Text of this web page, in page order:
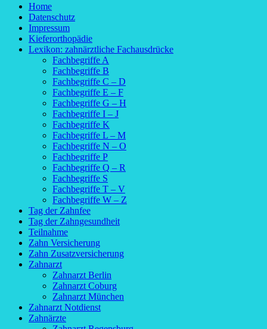
Home
Datenschutz
Impressum
Kieferorthopädie
Lexikon: zahnärztliche Fachausdrücke
Fachbegriffe A
Fachbegriffe B
Fachbegriffe C – D
Fachbegriffe E – F
Fachbegriffe G – H
Fachbegriffe I – J
Fachbegriffe K
Fachbegriffe L – M
Fachbegriffe N – O
Fachbegriffe P
Fachbegriffe Q – R
Fachbegriffe S
Fachbegriffe T – V
Fachbegriffe W – Z
Tag der Zahnfee
Tag der Zahngesundheit
Teilnahme
Zahn Versicherung
Zahn Zusatzversicherung
Zahnarzt
Zahnarzt Berlin
Zahnarzt Coburg
Zahnarzt München
Zahnarzt Notdienst
Zahnärzte